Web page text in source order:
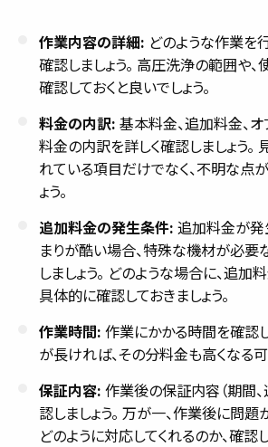
作業内容の詳細: どのような作業を
確認しましょう。 高圧洗浄の範囲や
確認しておくと良いでしょう。
料金の内訳: 基本料金、追加料金、オ
料金の内訳を詳しく確認しましょう。
れている項目だけでなく、不明な点
ょう。
追加料金の発生条件: 追加料金が発
まりが酷い場合、特殊な機材が必要
しましょう。 どのような場合に、追加
具体的に確認しておきましょう。
作業時間: 作業にかかる時間を確認
が長ければ、その分料金も高くなる
保証内容: 作業後の保証内容（期間
認しましょう。 万が一、作業後に問題
どのように対応してくれるのか、確認し